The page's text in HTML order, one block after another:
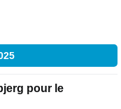
pour le